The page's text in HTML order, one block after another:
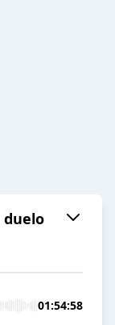
duelo
01:54:58